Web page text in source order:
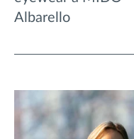
Albarello